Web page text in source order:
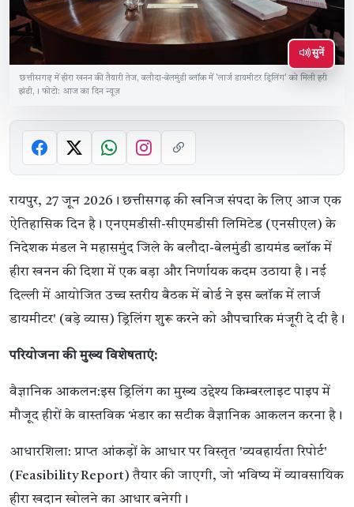
सुनें
छत्तीसगढ़ में हीरा खनन की तैयारी तेज, बलौदा-बेलमुंडी ब्लॉक में 'लार्ज डायमीटर ड्रिलिंग' को मिली हरी
झंडी,। फोटो: आज का दिन न्यूज़
रायपुर, 27 जून 2026। छत्तीसगढ़ की खनिज संपदा के लिए आज एक
ऐतिहासिक दिन है। एनएमडीसी-सीएमडीसी लिमिटेड (एनसीएल) के
निदेशक मंडल ने महासमुंद जिले के बलौदा-बेलमुंडी डायमंड ब्लॉक में
हीरा खनन की दिशा में एक बड़ा और निर्णायक कदम उठाया है। नई
दिल्ली में आयोजित उच्च स्तरीय बैठक में बोर्ड ने इस ब्लॉक में लार्ज
डायमीटर' (बड़े व्यास) ड्रिलिंग शुरू करने को औपचारिक मंजूरी दे दी है।
परियोजना की मुख्य विशेषताएं:
वैज्ञानिक आकलन:इस ड्रिलिंग का मुख्य उद्देश्य किम्बरलाइट पाइप में
मौजूद हीरों के वास्तविक भंडार का सटीक वैज्ञानिक आकलन करना है।
आधारशिला: प्राप्त आंकड़ों के आधार पर विस्तृत 'व्यवहार्यता रिपोर्ट'
(Feasibility Report) तैयार की जाएगी, जो भविष्य में व्यावसायिक
हीरा खदान खोलने का आधार बनेगी।